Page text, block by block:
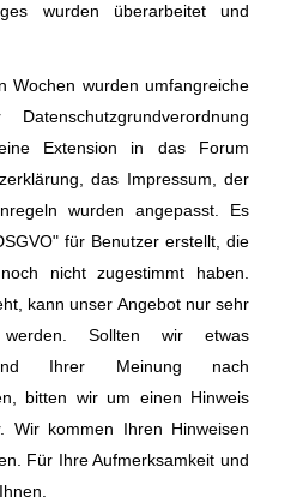
wurden überarbeitet und
Wochen wurden umfangreiche
Extension in das Forum
das Impressum, der
wurden angepasst. Es
für Benutzer erstellt, die
nicht zugestimmt haben.
kann unser Angebot nur sehr
werden. Sollten wir etwas
Ihrer Meinung nach
bitten wir um einen Hinweis
Wir kommen Ihren Hinweisen
Für Ihre Aufmerksamkeit und